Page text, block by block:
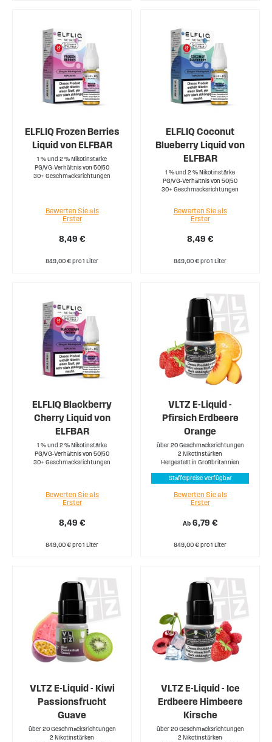
ELFLIQ Frozen Berries
Liquid von ELFBAR
1 % und 2 % Nikotinstärke
PG/VG-Verhältnis von 50/50
30+ Geschmacksrichtungen
8,49 €
Bewerten Sie als
Erster
849,00 € pro 1 Liter
ELFLIQ Coconut
Blueberry Liquid von
ELFBAR
1 % und 2 % Nikotinstärke
PG/VG-Verhältnis von 50/50
30+ Geschmacksrichtungen
8,49 €
Bewerten Sie als
Erster
849,00 € pro 1 Liter
ELFLIQ Blackberry
Cherry Liquid von
ELFBAR
1 % und 2 % Nikotinstärke
PG/VG-Verhältnis von 50/50
30+ Geschmacksrichtungen
8,49 €
Bewerten Sie als
Erster
849,00 € pro 1 Liter
VLTZ E-Liquid -
Pfirsich Erdbeere
Orange
über 20 Geschmacksrichtungen
2 Nikotinstärken
Hergestellt in Großbritannien
Staffelpreise Verfügbar
Ab 6,79 €
Bewerten Sie als
Erster
849,00 € pro 1 Liter
VLTZ E-Liquid - Kiwi
Passionsfrucht
Guave
über 20 Geschmacksrichtungen
2 Nikotinstärken
VLTZ E-Liquid - Ice
Erdbeere Himbeere
Kirsche
über 20 Geschmacksrichtungen
2 Nikotinstärken